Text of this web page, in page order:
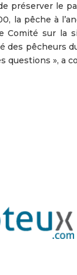
préserver le
la pêche à
Comité sur la
des pêcheurs
questions », a